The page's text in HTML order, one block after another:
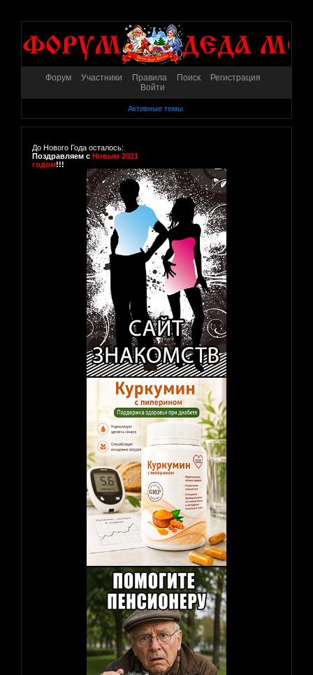
Форум Участники Правила Поиск
Регистрация
Войти
Активные темы
До Нового Года осталось:
Поздравляем с Новым 2021
годом!!!